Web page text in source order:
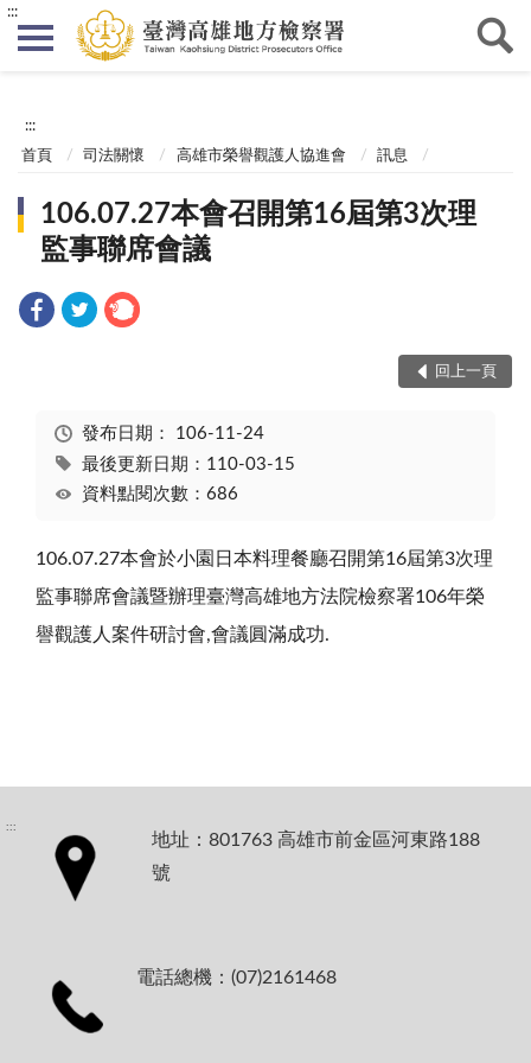
:::
:::
首頁 司法關懷 高雄市榮譽觀護人協進會 訊息
106.07.27本會召開第16屆第3次理
監事聯席會議
回上一頁
發布日期： 106-11-24
最後更新日期：110-03-15
資料點閱次數：686
106.07.27本會於小園日本料理餐廳召開第16屆第3次理
監事聯席會議暨辦理臺灣高雄地方法院檢察署106年榮
譽觀護人案件研討會,會議圓滿成功.
:::
地址：801763 高雄市前金區河東路188
號
電話總機：(07)2161468